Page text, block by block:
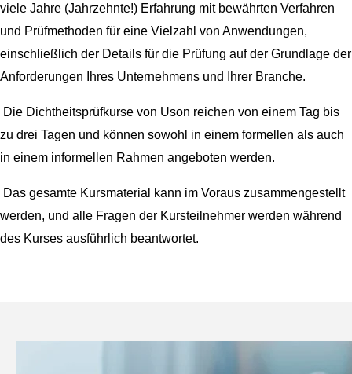
viele Jahre (Jahrzehnte!) Erfahrung mit bewährten Verfahren
und Prüfmethoden für eine Vielzahl von Anwendungen,
einschließlich der Details für die Prüfung auf der Grundlage der
Anforderungen Ihres Unternehmens und Ihrer Branche.
Die Dichtheitsprüfkurse von Uson reichen von einem Tag bis
zu drei Tagen und können sowohl in einem formellen als auch
in einem informellen Rahmen angeboten werden.
Das gesamte Kursmaterial kann im Voraus zusammengestellt
werden, und alle Fragen der Kursteilnehmer werden während
des Kurses ausführlich beantwortet.